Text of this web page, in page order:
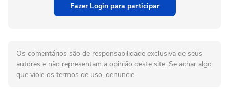
Fazer Login para participar
Os comentários são de responsabilidade exclusiva de seus
autores e não representam a opinião deste site. Se achar algo
que viole os termos de uso, denuncie.